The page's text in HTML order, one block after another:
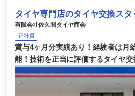
タイヤ専門店のタイヤ交換スタ
有限会社佐久間タイヤ商会
正社員
賞与4ヶ月分実績あり！経験者は月
能！技術を正当に評価するタイヤ交